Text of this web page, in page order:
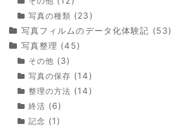
写真の種類 (23)
写真フィルムのデータ化体験記 (53)
写真整理 (45)
その他 (3)
写真の保存 (14)
整理の方法 (14)
終活 (6)
記念 (1)